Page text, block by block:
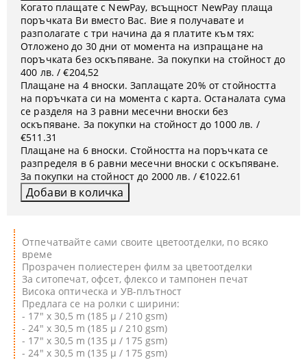
Отпечатвайте сами своите цветоотделки, по всяко
време
Прозрачен полиестерен филм за цветоотделки
За ситопечат, офсет, флексо и тампонен печат
Висока оптическа и УВ-плътност
Предлага се на ролки с ширини:
- 17" х 30,5 m (185 μ / 210 gsm)
- 24" x 30,5 m (185 μ / 210 gsm)
- 17" x 30,5 m (135 μ / 175 gsm)
- 24" x 30,5 m (135 μ / 175 gsm)
Когато плащате с NewPay, всъщност NewPay плаща
поръчката Ви вместо Вас. Вие я получавате и
разполагате с три начина да я платите към тях:
Отложено до 30 дни от момента на изпращане на
поръчката без оскъпяване. За покупки на стойност до
400 лв. / €204,52
Плащане на 4 вноски. Заплащате 20% от стойността
на поръчката си на момента с карта. Останалата сума
се разделя на 3 равни месечни вноски без
оскъпяване. За покупки на стойност до 1000 лв. /
€511.31
Плащане на 6 вноски. Стойността на поръчката се
разпределя в 6 равни месечни вноски с оскъпяване.
За покупки на стойност до 2000 лв. / €1022.61